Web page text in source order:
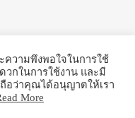
rights reserved.
วามพึงพอใจในการใช้
วกในการใช้งาน และมี
อว่าคุณได้อนุญาตให้เรา
More